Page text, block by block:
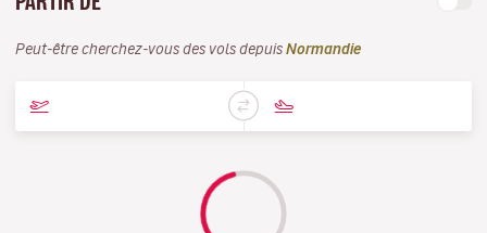
Peut-être cherchez-vous des vols depuis Normandie